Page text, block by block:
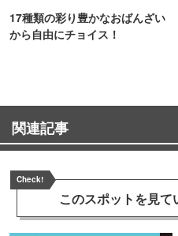
17種類の彩り豊かなおばんざい
から自由にチョイス！
関連記事
Check!
このスポットを見て